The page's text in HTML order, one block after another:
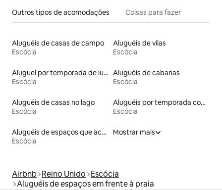
Outros tipos de acomodações Coisas para fazer
Aluguéis de casas de campo
Escócia
Aluguéis de vilas
Escócia
Aluguel por temporada de iurtas
Escócia
Aluguéis de cabanas
Escócia
Aluguéis de casas no lago
Escócia
Aluguéis por temporada com café da manhã
Escócia
Aluguéis de espaços que aceitam animais de estimação
Escócia
Mostrar mais
Airbnb Reino Unido Escócia
Aluguéis de espaços em frente à praia